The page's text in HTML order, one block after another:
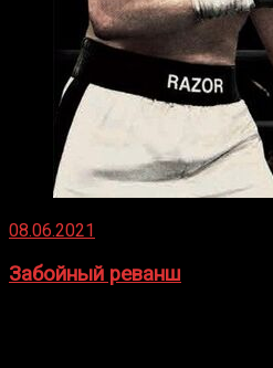
08.06.2021
Забойный реванш